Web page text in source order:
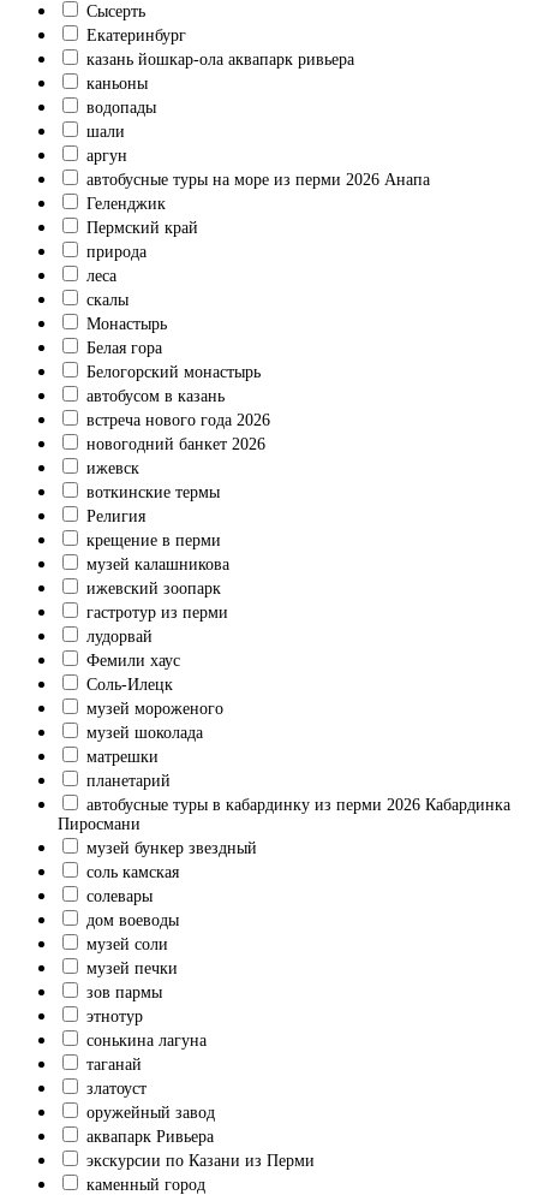
Сысерть
Екатеринбург
казань йошкар-ола аквапарк ривьера
каньоны
водопады
шали
аргун
автобусные туры на море из перми 2026 Анапа
Геленджик
Пермский край
природа
леса
скалы
Монастырь
Белая гора
Белогорский монастырь
автобусом в казань
встреча нового года 2026
новогодний банкет 2026
ижевск
воткинские термы
Религия
крещение в перми
музей калашникова
ижевский зоопарк
гастротур из перми
лудорвай
Фемили хаус
Соль-Илецк
музей мороженого
музей шоколада
матрешки
планетарий
автобусные туры в кабардинку из перми 2026 Кабардинка
Пиросмани
музей бункер звездный
соль камская
солевары
дом воеводы
музей соли
музей печки
зов пармы
этнотур
сонькина лагуна
таганай
златоуст
оружейный завод
аквапарк Ривьера
экскурсии по Казани из Перми
каменный город